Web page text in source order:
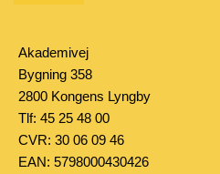
Akademivej
Bygning 358
2800 Kongens Lyngby
Tlf: 45 25 48 00
CVR: 30 06 09 46
EAN: 5798000430426